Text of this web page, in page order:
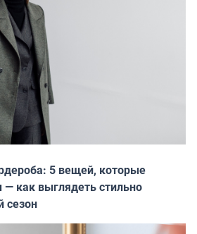
5 вещей, которые
как выглядеть стильно
сезон